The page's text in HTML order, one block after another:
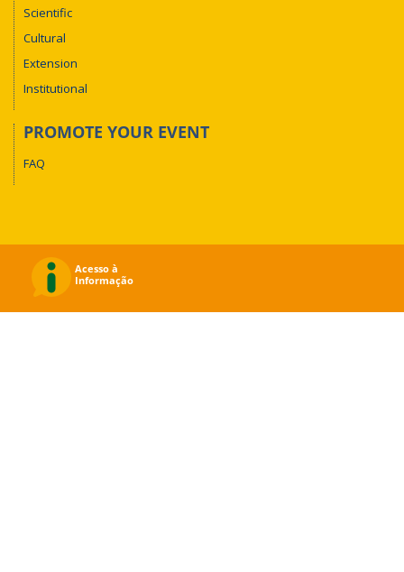
Scientific
Cultural
Extension
Institutional
PROMOTE YOUR EVENT
FAQ